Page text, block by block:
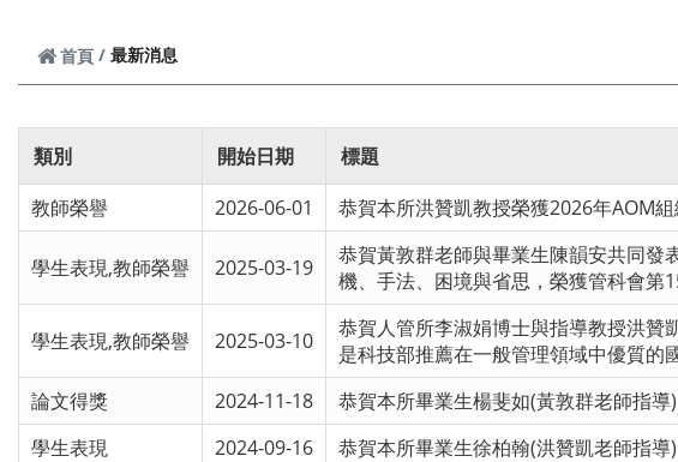
首頁 最新消息
類別 開始日期 標題
教師榮譽
2026-06-01 恭賀本所洪贊凱教授榮獲2026年AOM
學生表現,教師榮譽 2025-03-19
恭賀黃敦群老師與畢業生陳韻安共同發
機、手法、困境與省思，榮獲管科會第
學生表現,教師榮譽 2025-03-10
恭賀人管所李淑娟博士與指導教授洪
是科技部推薦在一般管理領域中優質的
論文得獎 2024-11-18 恭賀本所畢業生楊斐如(黃敦群老師指
學生表現
2024-09-16 恭賀本所畢業生徐柏翰(洪贊凱老師指